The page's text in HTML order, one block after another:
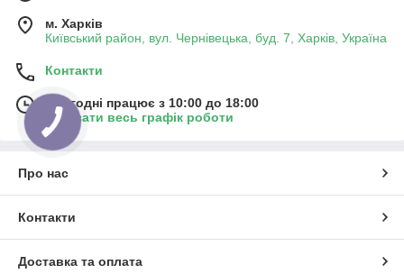
м. Харків
Київський район, вул. Чернівецька, буд. 7, Харків, Україна
Контакти
Сьогодні працює з 10:00 до 18:00
Показати весь графік роботи
Про нас
Контакти
Доставка та оплата